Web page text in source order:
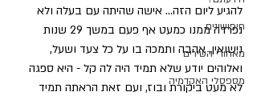
חיפושונים
מאחורי השירים
מספסלי האקדמיה
להגיע ליום הזה... אישה שהיתה עם בעלה ולא
נפרדה ממנו כמעט אף פעם במשך 29 שנות
נישואין, אהבה ותמכה בו על כל צעד ושעל,
ואלוהים יודע שלא תמיד היה לה קל - היא ספגה
לא מעט ביקורת ובוז, ועם זאת הראתה תמיד